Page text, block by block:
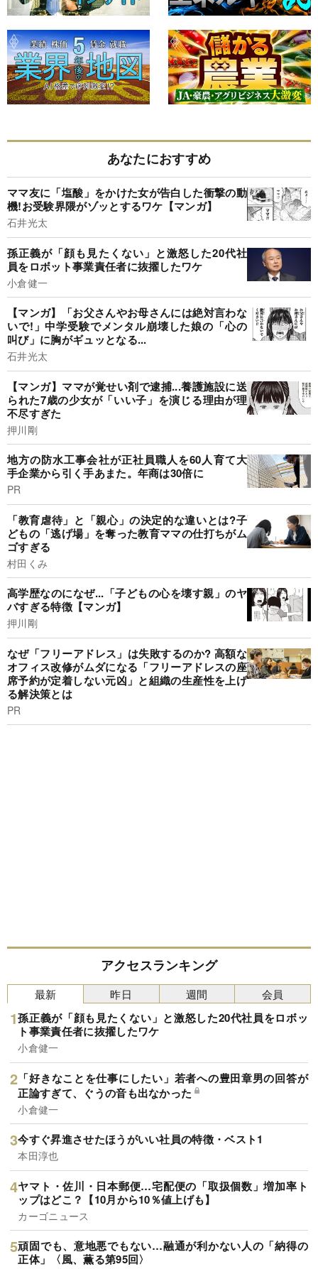
あなたにおすすめ
ママ友に「塩酸」をかけた女が告白した衝撃の動
機!お受験界隈がゾッとするワケ【マンガ】
石井光太
孫正義が「顔も見たくない」と激怒した20代社
員をロボット事業責任者に抜擢したワケ
小倉健一
【マンガ】「お父さんやお母さんには絶対言わな
いで!」中学受験でメンタル崩壊した娘の「心の
叫び」に胸がギュッとなる...
石井光太
【マンガ】ママが覚せい剤で逮捕...養護施設に送
られた7歳の少女が「いい子」を演じる理由が理
不尽すぎた
押川剛
地方の防水工事会社が正社員職人を60人育て大
手企業から引く手あまた。年商は30倍に
PR
「教育虐待」と「親心」の決定的な違いとは?子
どもの「逃げ場」を奪った教育ママの仕打ちがム
ゴすぎる
村田くみ
高学歴なのになぜ...「子どもの心を壊す親」のヤ
バすぎる特徴【マンガ】
押川剛
なぜ「フリーアドレス」は失敗するのか? 高額な
オフィス改修がムダになる「フリーアドレスの座
席予約が定着しない元凶」と組織の生産性を上げ
る解決策とは
PR
アクセスランキング
最新
孫正義が「顔も見たくない」と激怒した20代社員をロボッ
ト事業責任者に抜擢したワケ
小倉健一
「好きなことを仕事にしたい」若者への豊田章男の回答が
正論すぎて、ぐうの音も出なかった
小倉健一
今すぐ昇進させたほうがいい社員の特徴・ベスト1
本田淳也
ヤマト・佐川・日本郵便…宅配便の「取扱個数」増加率ト
ップはどこ？【10月から10％値上げも】
カーゴニュース
頑固でも、意地悪でもない…融通が利かない人の「納得の
正体」〈風、薫る第95回〉
昨日 週間 会員